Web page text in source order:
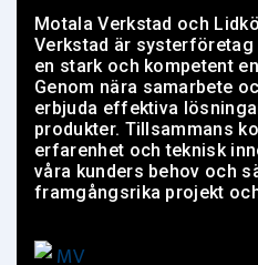
Motala Verkstad och
Verkstad är
en stark och kompetent
Genom nära samarbete
erbjuda effektiva
produkter. Tillsammans
erfarenhet och teknisk
våra kunders behov och
framgångsrika projekt